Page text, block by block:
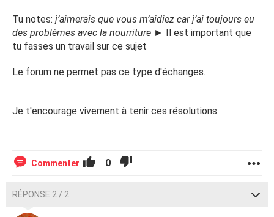
Tu notes: j’aimerais que vous m’aidiez car j’ai toujours eu
des problèmes avec la nourriture ► Il est important que
tu fasses un travail sur ce sujet
Le forum ne permet pas ce type d'échanges.
Je t'encourage vivement à tenir ces résolutions.
Commenter 0
RÉPONSE 2 / 2